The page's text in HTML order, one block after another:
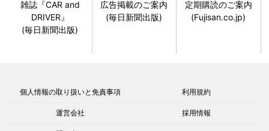
雑誌『CAR and
DRIVER』
(毎日新聞出版)
広告掲載のご案内
(毎日新聞出版)
定期購読のご案内
(Fujisan.co.jp)
個人情報の取り扱いと免責事項 利用規約
運営会社 採用情報